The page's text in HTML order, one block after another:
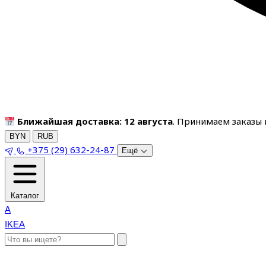
Ближайшая доставка: 12 августа. Принимаем заказы
BYN RUB
+375 (29) 632-24-87 Ещё
Каталог
A
IKEA